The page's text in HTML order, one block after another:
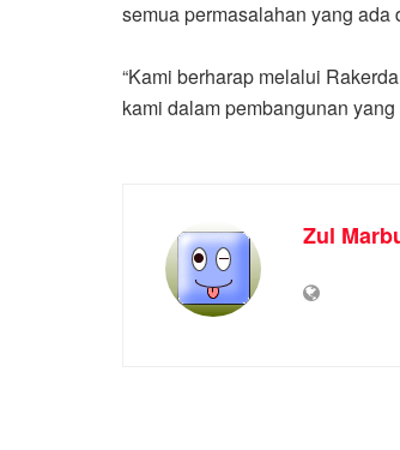
semua permasalahan yang ada
“Kami berharap melalui
kami dalam pembangunan
Zul